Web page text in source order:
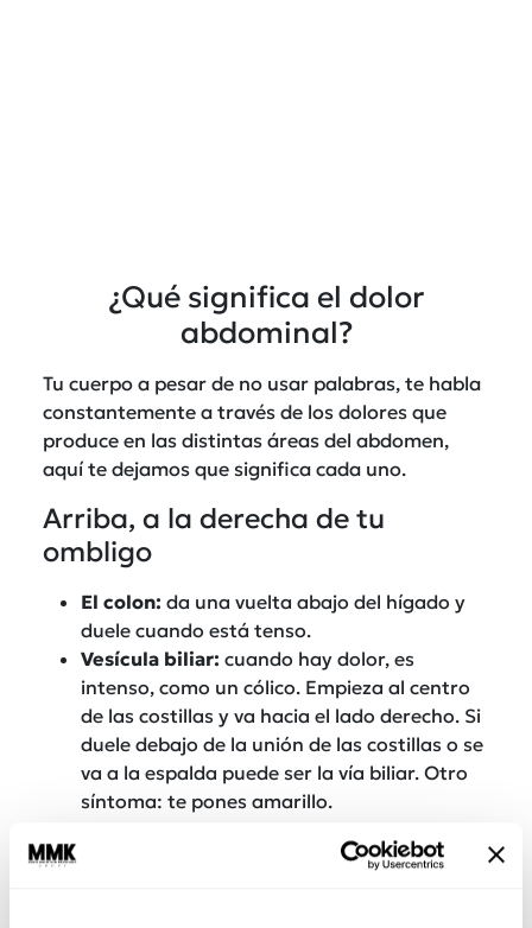
¿Qué significa el dolor
abdominal?
Tu cuerpo a pesar de no usar palabras, te habla
constantemente a través de los dolores que
produce en las distintas áreas del abdomen,
aquí te dejamos que significa cada uno.
Arriba, a la derecha de tu
ombligo
El colon: da una vuelta abajo del hígado y
duele cuando está tenso.
Vesícula biliar: cuando hay dolor, es
intenso, como un cólico. Empieza al centro
de las costillas y va hacia el lado derecho. Si
duele debajo de la unión de las costillas o se
va a la espalda puede ser la vía biliar. Otro
síntoma: te pones amarillo.
Arriba, a la izquierda de tu